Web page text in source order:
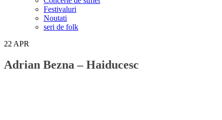
Festivaluri
Noutati
seri de folk
22 APR
Adrian Bezna – Haiducesc